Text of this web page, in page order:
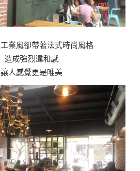
業風卻帶著法式時尚風格
造成強烈違和感
讓人感覺更是唯美